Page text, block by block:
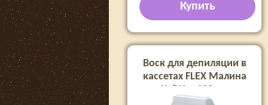
Купить
Воск для депиляции в
кассетах FLEX Малина
ItalWax 100 мл